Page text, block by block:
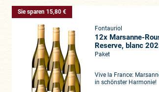
Sie sparen 15,80 €
Fontauriol
12x Marsanne-
Reserve, blanc
Paket
Vive la France:
in schönster Harmonie!